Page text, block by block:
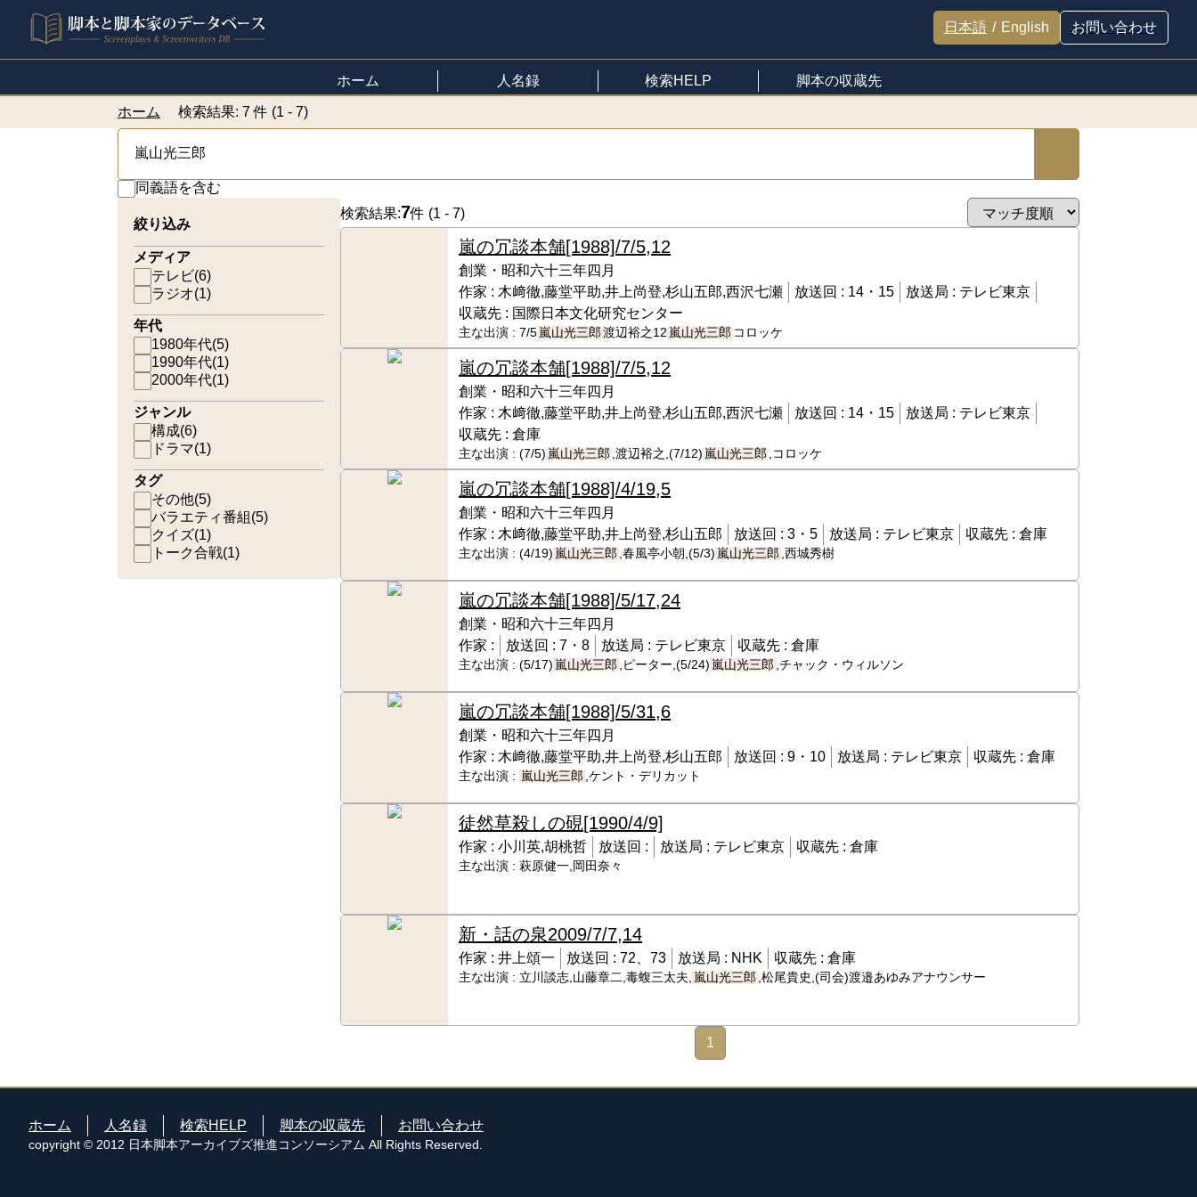
日本語 / English お問い合わせ
ホーム 人名録 検索HELP 脚本の収蔵先
ホーム 検索結果: 7 件 (1 - 7)
同義語を含む
絞り込み
メディア
テレビ(6)
ラジオ(1)
年代
1980年代(5)
1990年代(1)
2000年代(1)
ジャンル
構成(6)
ドラマ(1)
タグ
その他(5)
バラエティ番組(5)
クイズ(1)
トーク合戦(1)
検索結果:7件 (1 - 7)
嵐の冗談本舗[1988]/7/5,12
創業・昭和六十三年四月
作家 : 木﨑徹,藤堂平助,井上尚登,杉山五郎,西沢七瀬 放送回 : 14・15 放送局 : テレビ東京
収蔵先 : 国際日本文化研究センター
主な出演 : 7/5 嵐山光三郎 渡辺裕之12 嵐山光三郎 コロッケ
嵐の冗談本舗[1988]/7/5,12
創業・昭和六十三年四月
作家 : 木﨑徹,藤堂平助,井上尚登,杉山五郎,西沢七瀬 放送回 : 14・15 放送局 : テレビ東京
収蔵先 : 倉庫
主な出演 : (7/5) 嵐山光三郎 ,渡辺裕之,(7/12) 嵐山光三郎 ,コロッケ
嵐の冗談本舗[1988]/4/19,5
創業・昭和六十三年四月
作家 : 木﨑徹,藤堂平助,井上尚登,杉山五郎 放送回 : 3・5 放送局 : テレビ東京 収蔵先 : 倉庫
主な出演 : (4/19) 嵐山光三郎 ,春風亭小朝,(5/3) 嵐山光三郎 ,西城秀樹
嵐の冗談本舗[1988]/5/17,24
創業・昭和六十三年四月
作家 :
放送回 : 7・8 放送局 : テレビ東京 収蔵先 : 倉庫
主な出演 : (5/17) 嵐山光三郎 ,ピーター,(5/24) 嵐山光三郎 ,チャック・ウィルソン
嵐の冗談本舗[1988]/5/31,6
創業・昭和六十三年四月
作家 : 木﨑徹,藤堂平助,井上尚登,杉山五郎 放送回 : 9・10 放送局 : テレビ東京 収蔵先 : 倉庫
主な出演 : 嵐山光三郎 ,ケント・デリカット
徒然草殺しの硯[1990/4/9]
作家 : 小川英,胡桃哲 放送回 : 放送局 : テレビ東京 収蔵先 : 倉庫
主な出演 : 萩原健一,岡田奈々
新・話の泉2009/7/7,14
作家 : 井上頌一 放送回 : 72、73 放送局 : NHK 収蔵先 : 倉庫
主な出演 : 立川談志,山藤章二,毒蝮三太夫, 嵐山光三郎 ,松尾貴史,(司会)渡邉あゆみアナウンサー
1
ホーム 人名録 検索HELP 脚本の収蔵先 お問い合わせ
copyright © 2012 日本脚本アーカイブズ推進コンソーシアム All Rights Reserved.